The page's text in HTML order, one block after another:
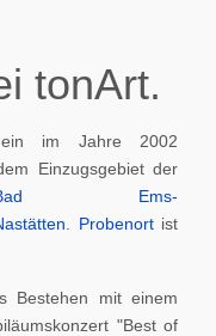
tonArt.
im Jahre 2002
Einzugsgebiet der
Ems-
Probenortist
Bestehen mit einem
"Best of